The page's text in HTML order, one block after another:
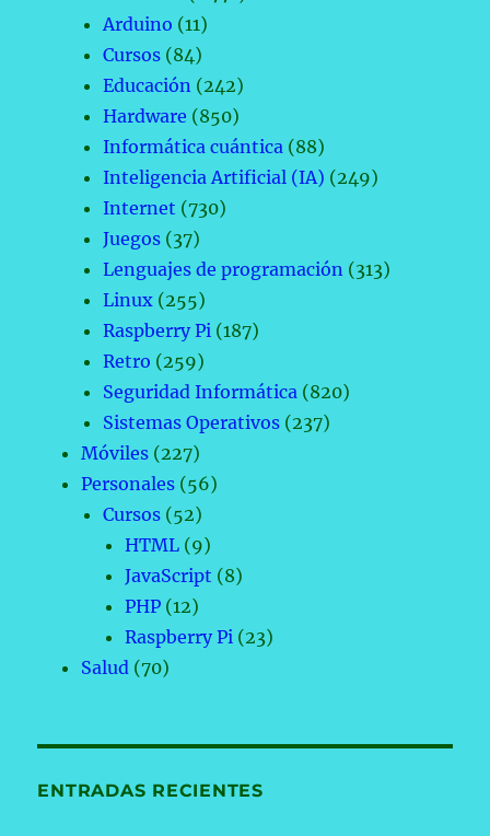
Arduino (11)
Cursos (84)
Educación (242)
Hardware (850)
Informática cuántica (88)
Inteligencia Artificial (IA) (249)
Internet (730)
Juegos (37)
Lenguajes de programación (313)
Linux (255)
Raspberry Pi (187)
Retro (259)
Seguridad Informática (820)
Sistemas Operativos (237)
Móviles (227)
Personales (56)
Cursos (52)
HTML (9)
JavaScript (8)
PHP (12)
Raspberry Pi (23)
Salud (70)
ENTRADAS RECIENTES